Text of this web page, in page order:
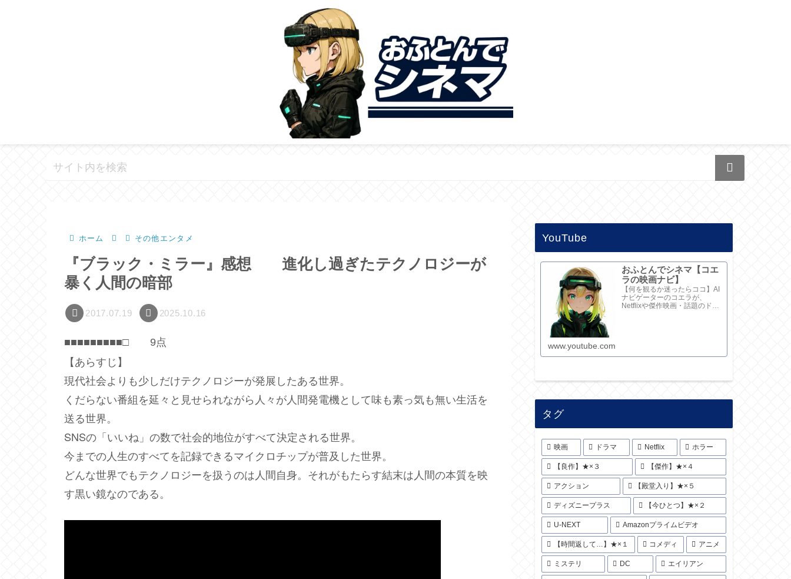
ホーム その他エンタメ
『ブラック・ミラー』感想 進化し過ぎたテクノロジーが
暴く人間の暗部
2017.07.19 2025.10.16
■■■■■■■■■□ 9点
【あらすじ】
現代社会よりも少しだけテクノロジーが発展したある世界。
くだらない番組を延々と見せられながら人々が人間発電機として味も素っ気も無い生活を
送る世界。
SNSの「いいね」の数で社会的地位がすべて決定される世界。
今までの人生のすべてを記録できるマイクロチップが普及した世界。
どんな世界でもテクノロジーを扱うのは人間自身。それがもたらす結末は人間の本質を映
す黒い鏡なのである。
YouTube
おふとんでシネマ【コエ
ラの映画ナビ】
【何を観るか迷ったらココ】AI
ナビゲーターのコエラが、
Netflixや傑作映画・話題のドラ
www.youtube.com
タグ
映画 ドラマ Netflix ホラー
【良作】★×３ 【傑作】★×４
アクション 【殿堂入り】★×５
ディズニープラス 【今ひとつ】★×２
U-NEXT Amazonプライムビデオ
【時間返して…】★×１ コメディ アニメ
ミステリ DC エイリアン